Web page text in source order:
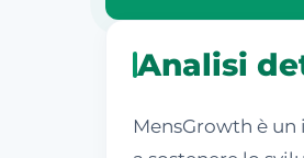
Analisi
MensGrowth è